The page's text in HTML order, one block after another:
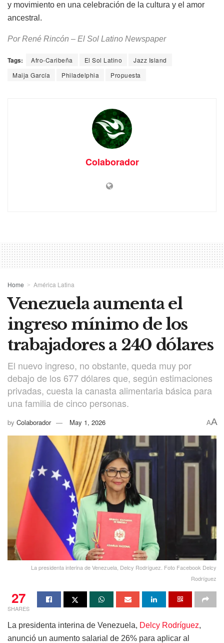
y movimiento en una celebración de la cultura y el amor
ancestral.
Por René Rincón – El Sol Latino Newspaper
Tags: Afro-Caribeña El Sol Latino
Jazz Island
Maija García
Philadelphia Propuesta
Colaborador
Home América Latina
Venezuela aumenta el
ingreso mínimo de los
trabajadores a 240 dólares
El nuevo ingreso, no obstante, queda muy por
debajo de los 677 dólares que, según estimaciones
privadas, cuesta la canasta alimentaria básica para
una familia de cinco personas.
by Colaborador May 1, 2026 AA
La presidenta interina de Venezuela, Delcy Rodríguez. Foto Facebook Delcy
Rodríguez
27
SHARES
La presidenta interina de Venezuela, Delcy Rodríguez,
anunció un aumento salarial de 26% para aplicar al